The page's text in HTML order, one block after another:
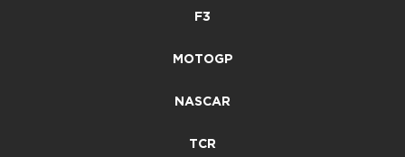
F3
MOTOGP
NASCAR
TCR